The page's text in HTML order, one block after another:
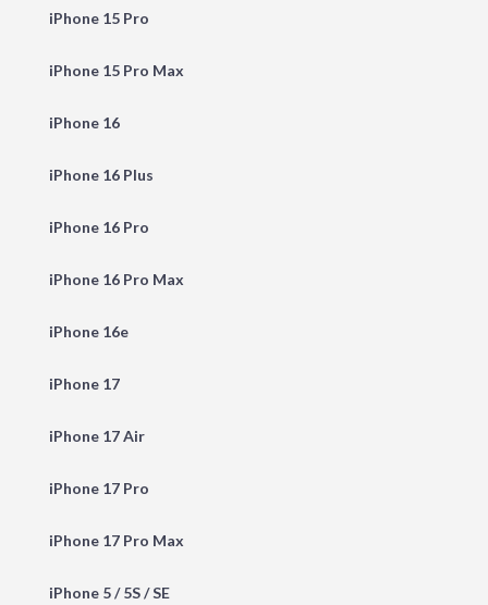
iPhone 15 Pro
iPhone 15 Pro Max
iPhone 16
iPhone 16 Plus
iPhone 16 Pro
iPhone 16 Pro Max
iPhone 16e
iPhone 17
iPhone 17 Air
iPhone 17 Pro
iPhone 17 Pro Max
iPhone 5 / 5S / SE